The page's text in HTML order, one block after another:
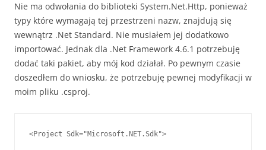
Nie ma odwołania do biblioteki System.Net.Http, ponieważ
typy które wymagają tej przestrzeni nazw, znajdują się
wewnątrz .Net Standard. Nie musiałem jej dodatkowo
importować. Jednak dla .Net Framework 4.6.1 potrzebuję
dodać taki pakiet, aby mój kod działał. Po pewnym czasie
doszedłem do wniosku, że potrzebuję pewnej modyfikacji w
moim pliku .csproj.
<Project Sdk="Microsoft.NET.Sdk">